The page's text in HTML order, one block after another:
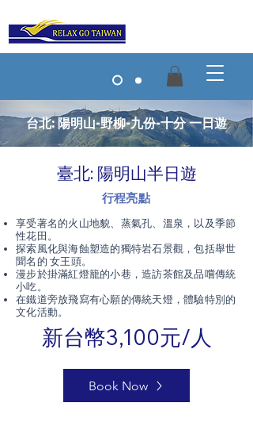
台北: 陽明山-野柳-九份-十分 一日遊
臺北: 陽明山半日遊
行程亮點
享受著名的火山地貌、蒸氣孔、溫泉，以及季節
性花田。
探索風化與海蝕塑造的獨特岩石景觀，包括舉世
聞名的 女王頭。
漫步於掛滿紅燈籠的小巷，造訪茶館及品嚐傳統
小吃。
在鐵道旁放飛寫有心願的傳統天燈，體驗特別的
文化活動。
新台幣3,100元/人
Book Now